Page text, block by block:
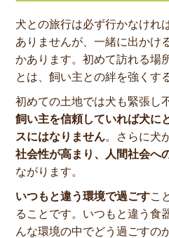
犬との旅行は必ず行かなけれ
ありませんが、一緒に出かけ
かあります。初めて訪れる場
とは、飼い主との絆を強くす
初めての土地では犬も緊張し
飼い主を信頼していれば犬に
スにはなりません。さらに犬
社会性が高まり、人間社会へ
ながります。
いつもと違う環境で過ごすこ
ることです。いつもと違う食
んな環境の中でどう過ごすの